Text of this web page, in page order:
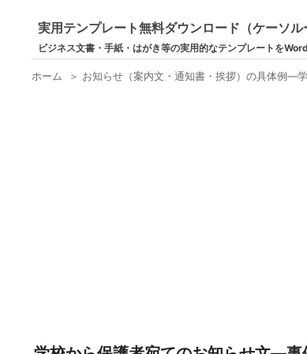
実用テンプレート無料ダウンロード（ケーソル
ビジネス文書・手紙・はがき等の実用的なテンプレートを
ホーム ＞ お知らせ（案内文・通知書・挨拶）の具体例―